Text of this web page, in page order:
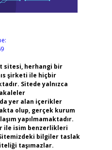
sitesi, herhangi bir
şirketi ile hiçbir
Sitede yalnızca
yer alan içerikler
olup, gerçek kurum
yapılmamaktadır.
ile isim benzerlikleri
bilgiler taslak
taşımazlar.